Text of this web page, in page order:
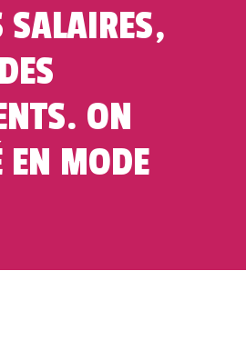
SALAIRES,
ON
EN MODE